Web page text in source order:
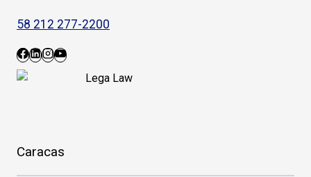
58 212 277-2200
Caracas